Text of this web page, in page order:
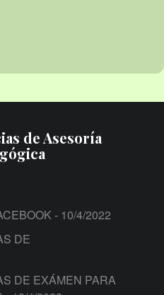
de Asesoría
- 10/4/2022
DE
DE EXÁMEN PARA